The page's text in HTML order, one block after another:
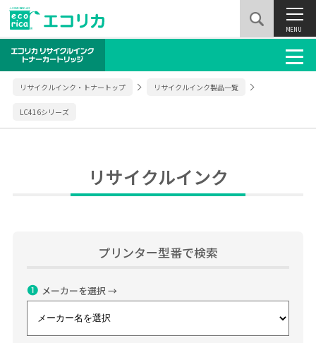
MENU
リサイクルインク・トナートップ リサイクルインク製品一覧
LC416シリーズ
リサイクルインク
プリンター型番で検索
❶ メーカーを選択 →